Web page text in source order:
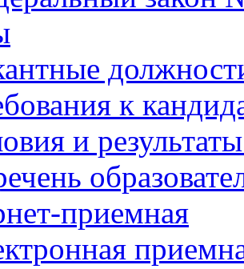
к
и
приемная